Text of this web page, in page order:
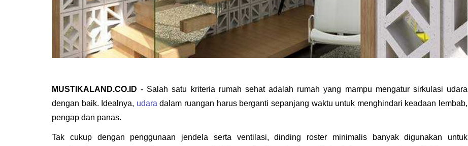
MUSTIKALAND.CO.ID - Salah satu kriteria rumah sehat adalah rumah yang mampu mengatur sirkulasi udara
dengan baik. Idealnya, udara dalam ruangan harus berganti sepanjang waktu untuk menghindari keadaan lembab,
pengap dan panas.
Tak cukup dengan penggunaan jendela serta ventilasi, dinding roster minimalis banyak digunakan untuk